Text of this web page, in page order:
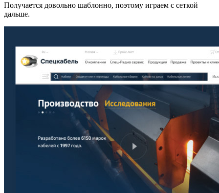
Получается довольно шаблонно, поэтому играем с сеткой
дальше.